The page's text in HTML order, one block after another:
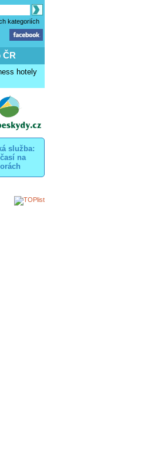
kategoriích
ČR
hotely
služba:
na